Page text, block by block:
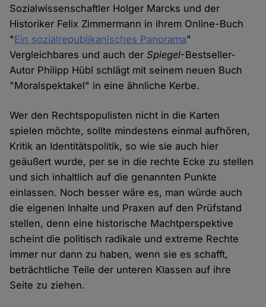
Sozialwissenschaftler Holger Marcks und der
Historiker Felix Zimmermann in ihrem Online-Buch
"Ein sozialrepublikanisches Panorama"
Vergleichbares und auch derSpiegel-Bestseller-
Autor Philipp Hübl schlägt mit seinem neuen Buch
"Moralspektakel" in eine ähnliche Kerbe.
Wer den Rechtspopulisten nicht in die Karten
spielen möchte, sollte mindestens einmal aufhören,
Kritik an Identitätspolitik, so wie sie auch hier
geäußert wurde, per se in die rechte Ecke zu stellen
und sich inhaltlich auf die genannten Punkte
einlassen. Noch besser wäre es, man würde auch
die eigenen Inhalte und Praxen auf den Prüfstand
stellen, denn eine historische Machtperspektive
scheint die politisch radikale und extreme Rechte
immer nur dann zu haben, wenn sie es schafft,
beträchtliche Teile der unteren Klassen auf ihre
Seite zu ziehen.